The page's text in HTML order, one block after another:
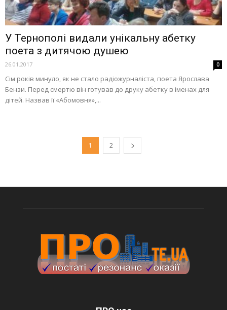
У Тернополі видали унікальну абетку
поета з дитячою душею
26.01.2017 0
Сім років минуло, як не стало радіожурналіста, поета Ярослава
Бензи. Перед смертю він готував до друку абетку в іменах для
дітей. Назвав її «Абомовня»,...
1 2